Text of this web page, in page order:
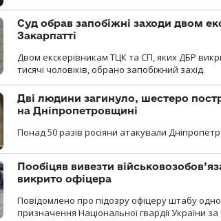
Суд обрав запобіжні заходи двом
Закарпатті
Двом екскерівникам ТЦК та СП, яких ДБР
тисячі чоловіків, обрано запобіжний захід.
Дві людини загинуло, шестеро
на Дніпропетровщині
Понад 50 разів росіяни атакували
Пообіцяв вивезти
викрито офіцера
Повідомлено про підозру офіцеру штабу
призначення Національної гвардії України за